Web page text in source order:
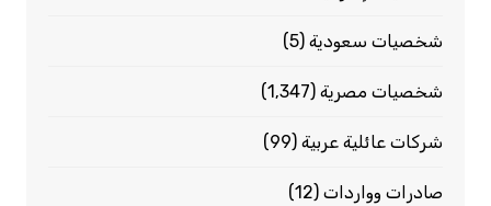
شخصيات سعودية(5)
شخصيات مصرية(1٬347)
شركات عائلية عربية(99)
صادرات وواردات(12)